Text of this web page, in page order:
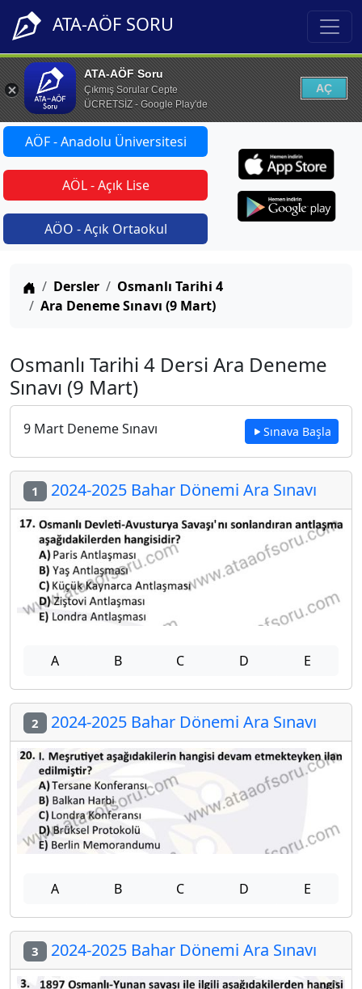
ATA-AÖF SORU
ATA-AÖF Soru
Çıkmış Sorular Cepte
ÜCRETSİZ - Google Play'de
AÇ
AÖF - Anadolu Üniversitesi
AÖL - Açık Lise
AÖO - Açık Ortaokul
Anasayfa
Dersler
Osmanlı Tarihi 4
Ara Deneme Sınavı (9 Mart)
Osmanlı Tarihi 4 Dersi Ara Deneme
Sınavı (9 Mart)
9 Mart Deneme Sınavı Sınava Başla
1 2024-2025 Bahar Dönemi Ara Sınavı
A B C D E
2 2024-2025 Bahar Dönemi Ara Sınavı
A B C D E
3 2024-2025 Bahar Dönemi Ara Sınavı